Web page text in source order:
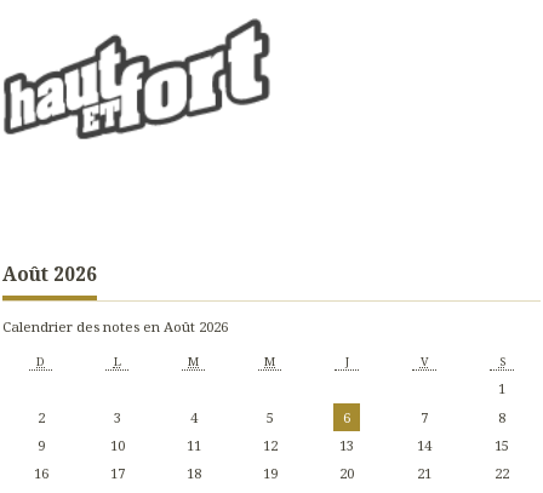
Août 2026
Calendrier des notes en Août 2026
D L M M J V S
1
2
3 4 5 6 7
8
9
10 11 12 13 14
15
16
17 18 19 20 21
22